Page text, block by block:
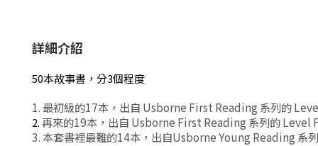
詳細介紹
50本故事書，分3個程度
1. 最初級的17本，出自 Usborne First Reading 系列的
2. 再來的19本，出自 Usborne First Reading 系列的Level
3.本套書裡最難的14本，出自Usborne Young Reading 系